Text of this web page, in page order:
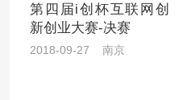
第四届i创杯互联网创
新创业大赛-决赛
2018-09-27 南京